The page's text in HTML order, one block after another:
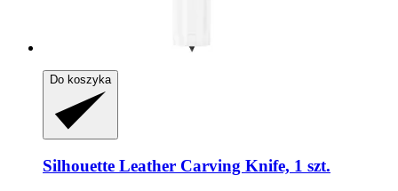
Do koszyka
Silhouette Leather Carving Knife, 1 szt.